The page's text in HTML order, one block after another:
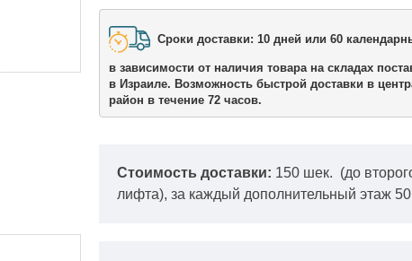
Сроки доставки: 10 дней или 60
в зависимости от наличия товара на складах
в Израиле. Возможность быстрой доставки в
район в течение 72 часов.
Стоимость доставки: 150 шек. (до
лифта), за каждый дополнительный этаж